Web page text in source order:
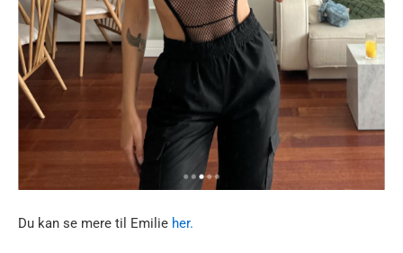
Du kan se mere til Emilie her.